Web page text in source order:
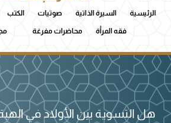
الرئيسية السيرة الذاتية صوتيات الكتب
فقه المرأة محاضرات مفرغة
هل التسوية بين الأولاد في